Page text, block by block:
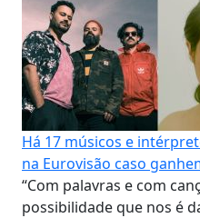
Há 17 músicos e
na Eurovisão caso
“Com palavras e com
possibilidade que nos é